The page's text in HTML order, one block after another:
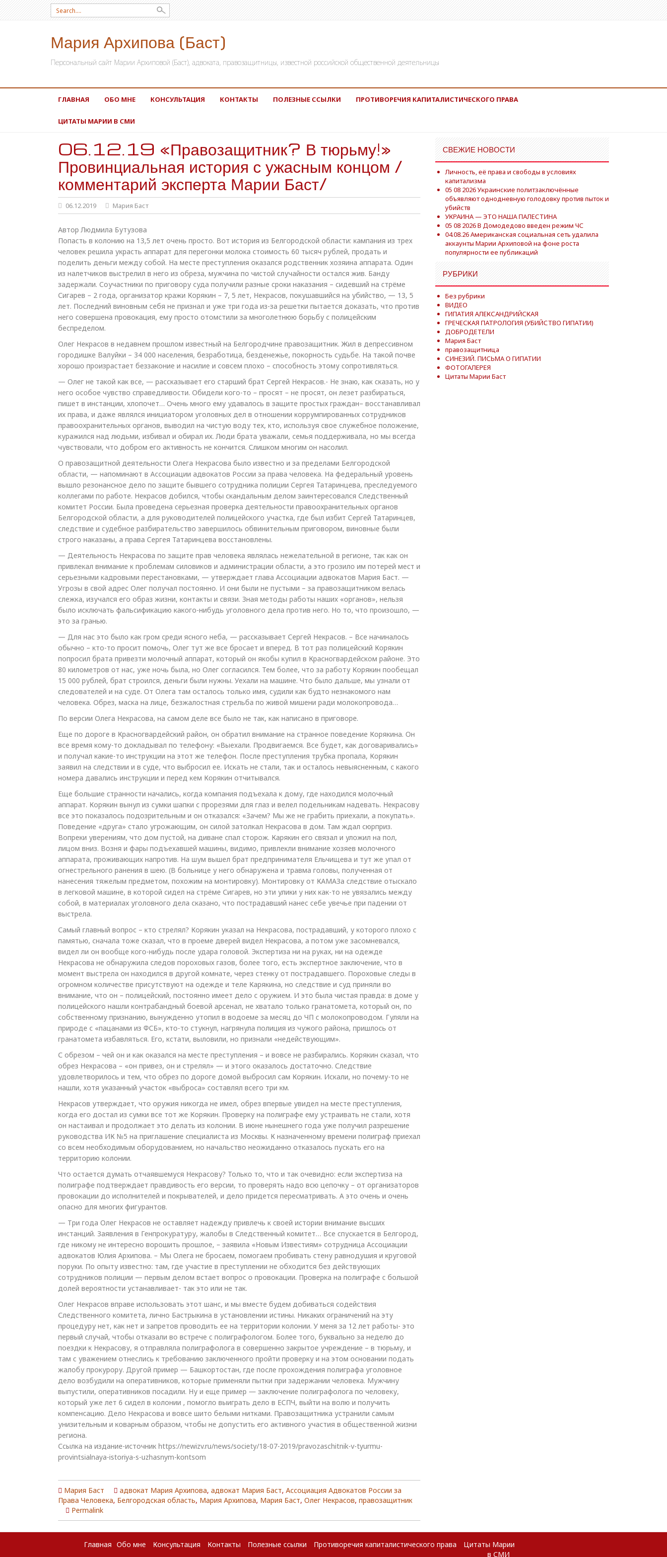
Search for:
Мария Архипова (Баст)
Персональный сайт Марии Архиповой (Баст), адвоката, правозащитницы, известной российской общественной деятельницы
SKIP TO CONTENT
ГЛАВНАЯ ОБО МНЕ КОНСУЛЬТАЦИЯ КОНТАКТЫ ПОЛЕЗНЫЕ ССЫЛКИ ПРОТИВОРЕЧИЯ КАПИТАЛИСТИЧЕСКОГО ПРАВА
ЦИТАТЫ МАРИИ В СМИ
06.12.19 «Правозащитник? В тюрьму!»
Провинциальная история с ужасным концом /
комментарий эксперта Марии Баст/
06.12.2019 Мария Баст
Автор Людмила Бутузова
Попасть в колонию на 13,5 лет очень просто. Вот история из Белгородской области: кампания из трех
человек решила украсть аппарат для перегонки молока стоимость 60 тысяч рублей, продать и
поделить деньги между собой. На месте преступления оказался родственник хозяина аппарата. Один
из налетчиков выстрелил в него из обреза, мужчина по чистой случайности остался жив. Банду
задержали. Соучастники по приговору суда получили разные сроки наказания – сидевший на стрёме
Сигарев – 2 года, организатор кражи Корякин – 7, 5 лет, Некрасов, покушавшийся на убийство, — 13, 5
лет. Последний виновным себя не признал и уже три года из-за решетки пытается доказать, что против
него совершена провокация, ему просто отомстили за многолетнюю борьбу с полицейским
беспределом.
Олег Некрасов в недавнем прошлом известный на Белгородчине правозащитник. Жил в депрессивном
городишке Валуйки – 34 000 населения, безработица, безденежье, покорность судьбе. На такой почве
хорошо произрастает беззаконие и насилие и совсем плохо – способность этому сопротивляться.
— Олег не такой как все, — рассказывает его старший брат Сергей Некрасов.- Не знаю, как сказать, но у
него особое чувство справедливости. Обидели кого-то – просят – не просят, он лезет разбираться,
пишет в инстанции, хлопочет… Очень много ему удавалось в защите простых граждан– восстанавливал
их права, и даже являлся инициатором уголовных дел в отношении коррумпированных сотрудников
правоохранительных органов, выводил на чистую воду тех, кто, используя свое служебное положение,
куражился над людьми, избивал и обирал их. Люди брата уважали, семья поддерживала, но мы всегда
чувствовали, что добром его активность не кончится. Слишком многим он насолил.
О правозащитной деятельности Олега Некрасова было известно и за пределами Белгородской
области, — напоминают в Ассоциации адвокатов России за права человека. На федеральный уровень
вышло резонансное дело по защите бывшего сотрудника полиции Сергея Татаринцева, преследуемого
коллегами по работе. Некрасов добился, чтобы скандальным делом заинтересовался Следственный
комитет России. Была проведена серьезная проверка деятельности правоохранительных органов
Белгородской области, а для руководителей полицейского участка, где был избит Сергей Татаринцев,
следствие и судебное разбирательство завершилось обвинительным приговором, виновные были
строго наказаны, а права Сергея Татаринцева восстановлены.
— Деятельность Некрасова по защите прав человека являлась нежелательной в регионе, так как он
привлекал внимание к проблемам силовиков и администрации области, а это грозило им потерей мест и
серьезными кадровыми перестановками, — утверждает глава Ассоциации адвокатов Мария Баст. —
Угрозы в свой адрес Олег получал постоянно. И они были не пустыми – за правозащитником велась
слежка, изучался его образ жизни, контакты и связи. Зная методы работы наших «органов», нельзя
было исключать фальсификацию какого-нибудь уголовного дела против него. Но то, что произошло, —
это за гранью.
— Для нас это было как гром среди ясного неба, — рассказывает Сергей Некрасов. – Все начиналось
обычно – кто-то просит помочь, Олег тут же все бросает и вперед. В тот раз полицейский Корякин
попросил брата привезти молочный аппарат, который он якобы купил в Красногвардейском районе. Это
80 километров от нас, уже ночь была, но Олег согласился. Тем более, что за работу Корякин пообещал
15 000 рублей, брат строился, деньги были нужны. Уехали на машине. Что было дальше, мы узнали от
следователей и на суде. От Олега там осталось только имя, судили как будто незнакомого нам
человека. Обрез, маска на лице, безжалостная стрельба по живой мишени ради молокопровода…
По версии Олега Некрасова, на самом деле все было не так, как написано в приговоре.
Еще по дороге в Красногвардейский район, он обратил внимание на странное поведение Корякина. Он
все время кому-то докладывал по телефону: «Выехали. Продвигаемся. Все будет, как договаривались»
и получал какие-то инструкции на этот же телефон. После преступления трубка пропала, Корякин
заявил на следствии и в суде, что выбросил ее. Искать не стали, так и осталось невыясненным, с какого
номера давались инструкции и перед кем Корякин отчитывался.
Еще большие странности начались, когда компания подъехала к дому, где находился молочный
аппарат. Корякин вынул из сумки шапки с прорезями для глаз и велел подельникам надевать. Некрасову
все это показалось подозрительным и он отказался: «Зачем? Мы же не грабить приехали, а покупать».
Поведение «друга» стало угрожающим, он силой затолкал Некрасова в дом. Там ждал сюрприз.
Вопреки уверениям, что дом пустой, на диване спал сторож. Карякин его связал и уложил на пол,
лицом вниз. Возня и фары подъехавшей машины, видимо, привлекли внимание хозяев молочного
аппарата, проживающих напротив. На шум вышел брат предпринимателя Ельчищева и тут же упал от
огнестрельного ранения в шею. (В больнице у него обнаружена и травма головы, полученная от
нанесения тяжелым предметом, похожим на монтировку). Монтировку от КАМАЗа следствие отыскало
в легковой машине, в которой сидел на стрёме Сигарев, но эти улики у них как-то не увязались между
собой, в материалах уголовного дела сказано, что пострадавший нанес себе увечье при падении от
выстрела.
Самый главный вопрос – кто стрелял? Корякин указал на Некрасова, пострадавший, у которого плохо с
памятью, сначала тоже сказал, что в проеме дверей видел Некрасова, а потом уже засомневался,
видел ли он вообще кого-нибудь после удара головой. Экспертиза ни на руках, ни на одежде
Некрасова не обнаружила следов пороховых газов, более того, есть экспертное заключение, что в
момент выстрела он находился в другой комнате, через стенку от пострадавшего. Пороховые следы в
огромном количестве присутствуют на одежде и теле Карякина, но следствие и суд приняли во
внимание, что он – полицейский, постоянно имеет дело с оружием. И это была чистая правда: в доме у
полицейского нашли контрабандный боевой арсенал, не хватало только гранатомета, который он, по
собственному признанию, вынужденно утопил в водоеме за месяц до ЧП с молокопроводом. Гуляли на
природе с «пацанами из ФСБ», кто-то стукнул, нагрянула полиция из чужого района, пришлось от
гранатомета избавляться. Его, кстати, выловили, но признали «недействующим».
С обрезом – чей он и как оказался на месте преступления – и вовсе не разбирались. Корякин сказал, что
обрез Некрасова – «он привез, он и стрелял» — и этого оказалось достаточно. Следствие
удовлетворилось и тем, что обрез по дороге домой выбросил сам Корякин. Искали, но почему-то не
нашли, хотя указанный участок «выброса» составлял всего три км.
Некрасов утверждает, что оружия никогда не имел, обрез впервые увидел на месте преступления,
когда его достал из сумки все тот же Корякин. Проверку на полиграфе ему устраивать не стали, хотя
он настаивал и продолжает это делать из колонии. В июне нынешнего года уже получил разрешение
руководства ИК №5 на приглашение специалиста из Москвы. К назначенному времени полиграф приехал
со всем необходимым оборудованием, но начальство неожиданно отказалось пускать его на
территорию колонии.
Что остается думать отчаявшемуся Некрасову? Только то, что и так очевидно: если экспертиза на
полиграфе подтверждает правдивость его версии, то проверять надо всю цепочку – от организаторов
провокации до исполнителей и покрывателей, и дело придется пересматривать. А это очень и очень
опасно для многих фигурантов.
— Три года Олег Некрасов не оставляет надежду привлечь к своей истории внимание высших
инстанций. Заявления в Генпрокуратуру, жалобы в Следственный комитет… Все спускается в Белгород,
где никому не интересно ворошить прошлое, – заявила «Новым Известиям» сотрудница Ассоциации
адвокатов Юлия Архипова. – Мы Олега не бросаем, помогаем пробивать стену равнодушия и круговой
поруки. По опыту известно: там, где участие в преступлении не обходится без действующих
сотрудников полиции — первым делом встает вопрос о провокации. Проверка на полиграфе с большой
долей вероятности устанавливает- так это или не так.
Олег Некрасов вправе использовать этот шанс, и мы вместе будем добиваться содействия
Следственного комитета, лично Бастрыкина в установлении истины. Никаких ограничений на эту
процедуру нет, как нет и запретов проводить ее на территории колонии. У меня за 12 лет работы- это
первый случай, чтобы отказали во встрече с полиграфологом. Более того, буквально за неделю до
поездки к Некрасову, я отправляла полиграфолога в совершенно закрытое учреждение – в тюрьму, и
там с уважением отнеслись к требованию заключенного пройти проверку и на этом основании подать
жалобу прокурору. Другой пример — Башкортостан, где после прохождения полиграфа уголовное
дело возбудили на оперативников, которые применяли пытки при задержании человека. Мужчину
выпустили, оперативников посадили. Ну и еще пример — заключение полиграфолога по человеку,
который уже лет 6 сидел в колонии , помогло выиграть дело в ЕСПЧ, выйти на волю и получить
компенсацию. Дело Некрасова и вовсе шито белыми нитками. Правозащитника устранили самым
унизительным и коварным образом, чтобы не допустить его активного участия в общественной жизни
региона.
Ссылка на издание-источник https://newizv.ru/news/society/18-07-2019/pravozaschitnik-v-tyurmu-
provintsialnaya-istoriya-s-uzhasnym-kontsom
Мария Баст адвокат Мария Архипова, адвокат Мария Баст, Ассоциация Адвокатов России за
Права Человека, Белгородская область, Мария Архипова, Мария Баст, Олег Некрасов, правозащитник
Permalink
СВЕЖИЕ НОВОСТИ
Личность, её права и свободы в условиях
капитализма
05 08 2026 Украинские политзаключённые
объявляют однодневную голодовку против пыток и
убийств
УКРАИНА — ЭТО НАША ПАЛЕСТИНА
05 08 2026 В Домодедово введен режим ЧС
04.08.26 Американская социальная сеть удалила
аккаунты Марии Архиповой на фоне роста
популярности ее публикаций
РУБРИКИ
Без рубрики
ВИДЕО
ГИПАТИЯ АЛЕКСАНДРИЙСКАЯ
ГРЕЧЕСКАЯ ПАТРОЛОГИЯ (УБИЙСТВО ГИПАТИИ)
ДОБРОДЕТЕЛИ
Мария Баст
правозащитница
СИНЕЗИЙ. ПИСЬМА О ГИПАТИИ
ФОТОГАЛЕРЕЯ
Цитаты Марии Баст
Главная Обо мне Консультация Контакты Полезные ссылки Противоречия капиталистического права
Цитаты Марии
в СМИ